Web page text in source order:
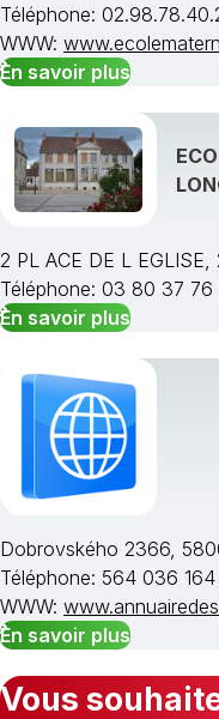
Téléphone:
WWW:
En savoir plus
2 PL ACE DE L EGLISE,
Téléphone: 03 80 37 76
En savoir plus
Dobrovského 2366,
Téléphone: 564 036 164
WWW:
En savoir plus
Vous